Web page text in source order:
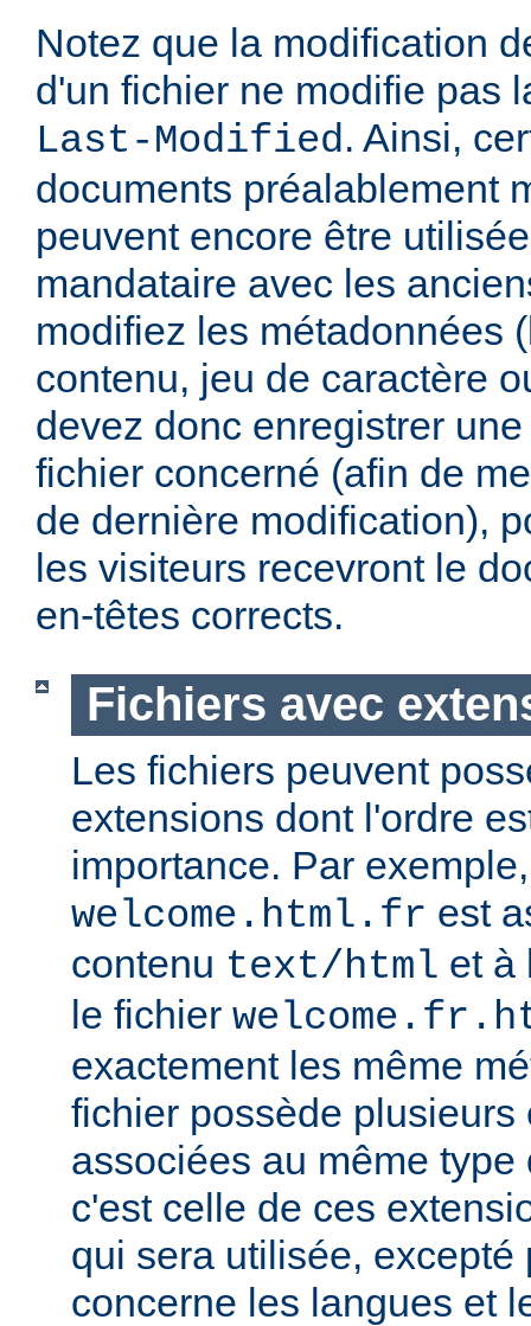
Notez que la modification
d'un fichier ne modifie pas
Last-Modified. Ainsi,
documents préalablement
peuvent encore être
mandataire avec les
modifiez les métadonnées
contenu, jeu de caractère
devez donc enregistrer
fichier concerné (afin de
de dernière modification),
les visiteurs recevront le
en-têtes corrects.
Fichiers avec
Les fichiers peuvent
extensions dont l'ordre
importance. Par
welcome.html.fr est
contenu text/html et à
le fichier
exactement les même
fichier possède plusieurs
associées au même
c'est celle de ces
qui sera utilisée, excepté
concerne les langues et